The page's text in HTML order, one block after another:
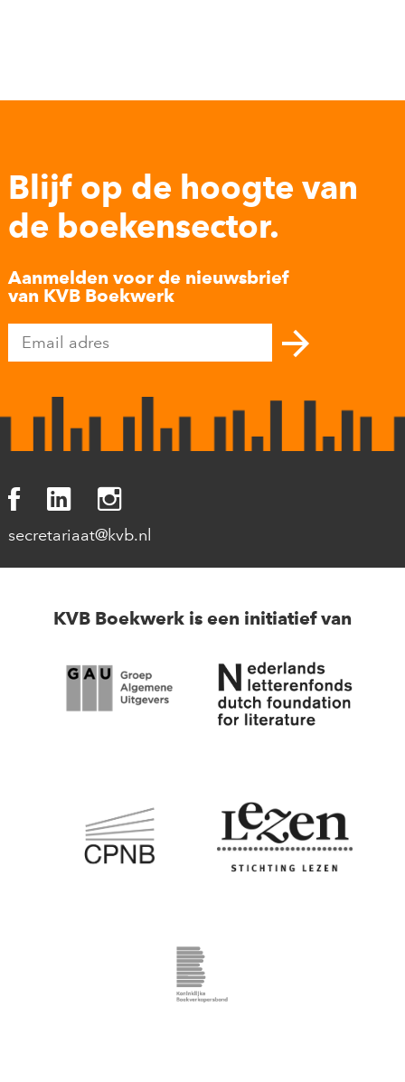
Blijf op de hoogte van
de boekensector.
Aanmelden voor de nieuwsbrief
van KVB Boekwerk
secretariaat@kvb.nl
KVB Boekwerk is een initiatief van